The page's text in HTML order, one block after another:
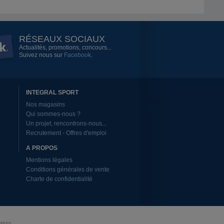
RÉSEAUX SOCIAUX
Actualités, promotions, concours...
Suivez nous sur Facebook.
INTEGRAL SPORT
Nos magasins
Qui sommes-nous ?
Un projet, rencontrons-nous...
Recrutement - Offres d'emploi
A PROPOS
Mentions légales
Conditions générales de vente
Charte de confidentialité